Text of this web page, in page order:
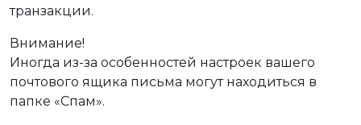
транзакции.
Внимание!
Иногда из-за особенностей настроек вашего
почтового ящика письма могут находиться в
папке «Спам».